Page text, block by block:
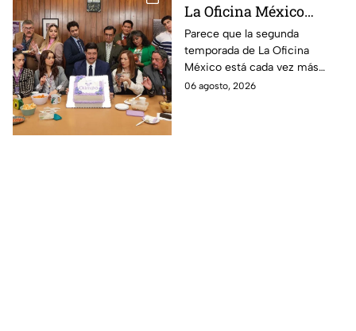
La Oficina México
temporada 2 y un
detalle desata teorías
entre los fans
Parece que la segunda
temporada de La Oficina
México está cada vez más
cerca, pues el elenco ya se
06 agosto, 2026